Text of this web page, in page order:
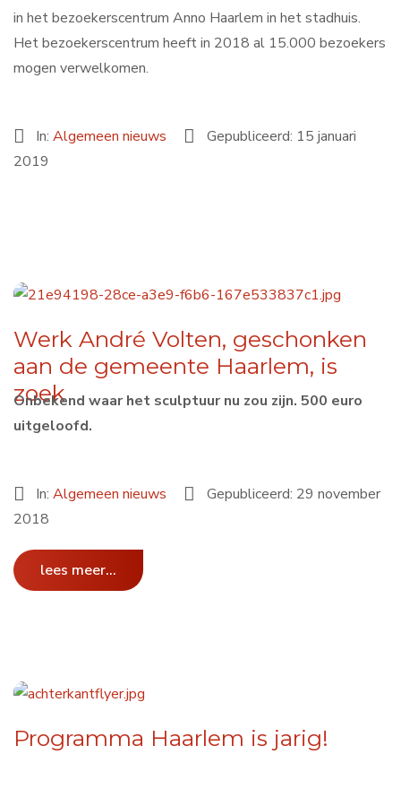
in het bezoekerscentrum Anno Haarlem in het stadhuis.
Het bezoekerscentrum heeft in 2018 al 15.000 bezoekers
mogen verwelkomen.
In:Algemeen nieuws
Gepubliceerd: 15 januari
2019
Werk André Volten, geschonken
aan de gemeente Haarlem, is
zoek
Onbekend waar het sculptuur nu zou zijn. 500 euro
uitgeloofd.
In:Algemeen nieuws
Gepubliceerd: 29 november
2018
lees meer...
Programma Haarlem is jarig!